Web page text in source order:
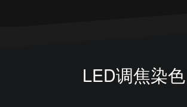
LED调焦染色